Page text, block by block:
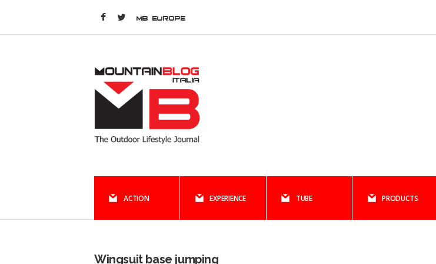
MB EUROPE
ACTION EXPERIENCE TUBE PRODUCTS
Wingsuit base jumping